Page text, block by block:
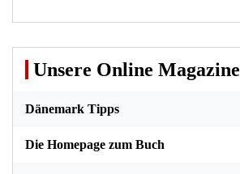
Unsere Online Magazine
Dänemark Tipps
Die Homepage zum Buch